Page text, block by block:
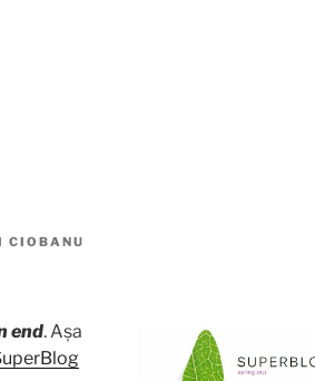
CIOBANU
end. Așa